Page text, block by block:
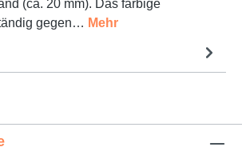
(ca. 20 mm). Das farbige
gegen… Mehr